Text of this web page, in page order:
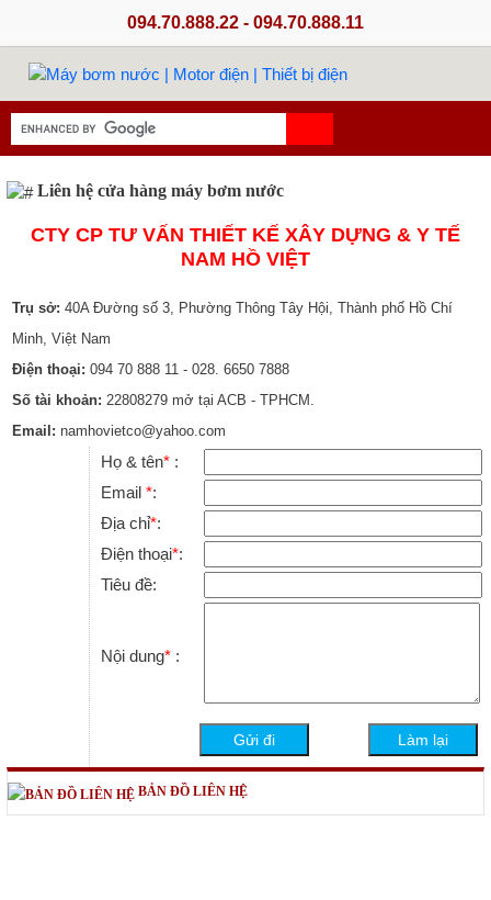
094.70.888.22 - 094.70.888.11
Liên hệ cửa hàng máy bơm nước
CTY CP TƯ VẤN THIẾT KẾ XÂY DỰNG & Y TẾ
NAM HỒ VIỆT
Trụ sở: 40A Đường số 3, Phường Thông Tây Hội, Thành phố Hồ Chí
Minh, Việt Nam
Điện thoại: 094 70 888 11 - 028. 6650 7888
Số tài khoản: 22808279 mở tại ACB - TPHCM.
Email: namhovietco@yahoo.com
Họ & tên* :
Email *:
Địa chỉ*:
Điện thoại*:
Tiêu đề:
Nội dung* :
BẢN ĐỒ LIÊN HỆ